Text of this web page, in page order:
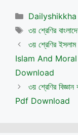
Categories
Dailyshikkha
Tags
৩য় শ্রেণির
৩য় শ্রেণির
Islam And
Download
৩য় শ্রেণির
Pdf Download